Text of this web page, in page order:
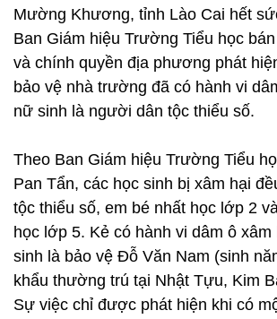
Mường Khương, tỉnh Lào Cai hết
Ban Giám hiệu Trường Tiểu học
và chính quyền địa phương phát
bảo vệ nhà trường đã có hành vi
nữ sinh là người dân tộc thiểu số.
Theo Ban Giám hiệu Trường Tiểu
Pan Tẩn, các học sinh bị xâm hại
tộc thiểu số, em bé nhất học lớp 2
học lớp 5. Kẻ có hành vi dâm ô
sinh là bảo vệ Đỗ Văn Nam (sinh
khẩu thường trú tại Nhật Tựu, Kim
Sự việc chỉ được phát hiện khi có